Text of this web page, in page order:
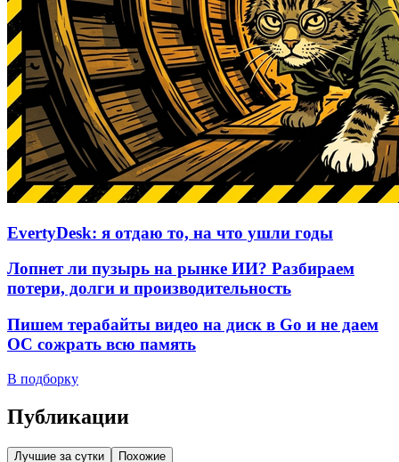
EvertyDesk: я отдаю то, на что ушли годы
Лопнет ли пузырь на рынке ИИ? Разбираем
потери, долги и производительность
Пишем терабайты видео на диск в Go и не даем
ОС сожрать всю память
В подборку
Публикации
Лучшие за сутки Похожие